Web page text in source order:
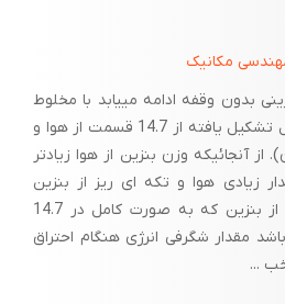
.
باید روی بلوک موتور و صفحه هر دو
اشکالی پیش نیاید . حالا با باز کردن
دو پیچ ، صفحه نگهدارنده میل سوپاپ (2) را با چرخ دنده سر ان
است که چرخ دنده میل سوپاپ را موقتا
در آوردن میل سوپاپ مجدداً باز می
به آرامی و با چرخانیدن میل سوپاپ و
میل سوپاپ انجام گیرد . اگر در این
میل سوپاپ صدمه خواهد دید .
مکانیک
بدون وقفه ادامه مییابد با مخلوط
هوا و بنزین. مخلوط ایده آل تشکیل یافته از 14.7 قسمت از هوا و
از آنجائیکه وزن بنزین از هوا زیادتر
زیادی هوا و تکه ای ریز از بنزین
صحبت میکنیم. 1 قسمت از بنزین که به صورت کامل در 14.7
مقدار شگرفی انرژی هنگام احتراق
...